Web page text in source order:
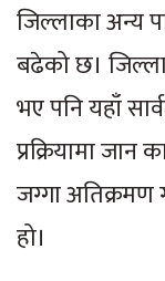
जिल्लाका अन्य
बढेको छ।
भए पनि यहाँ
प्रक्रियामा
जग्गा अतिक्रमण
हो।